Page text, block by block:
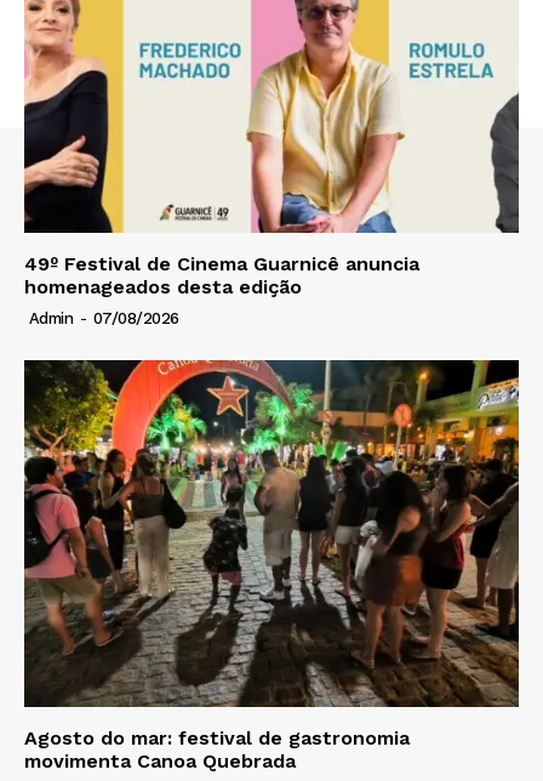
49º Festival de Cinema Guarnicê anuncia
homenageados desta edição
Admin - 07/08/2026
Agosto do mar: festival de gastronomia
movimenta Canoa Quebrada